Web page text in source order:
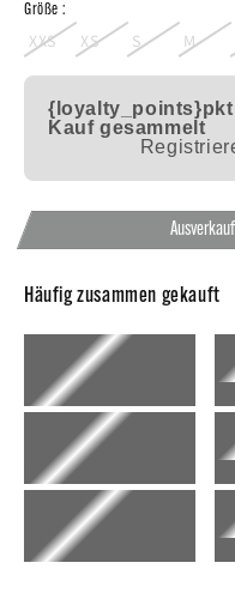
Größe :
XXS XS S M
{loyalty_points}pkt
Kauf gesammelt
Häufig zusammen gekauft